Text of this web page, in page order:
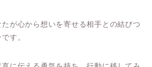
が心から想いを寄せる相手との結びつ
す。